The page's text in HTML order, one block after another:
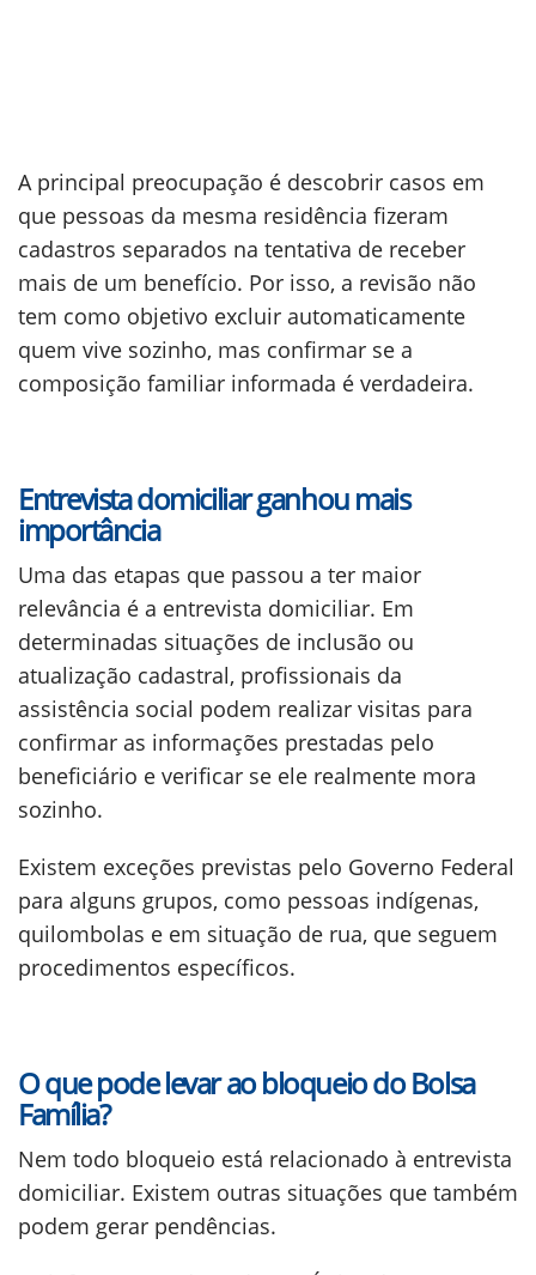
A principal preocupação é descobrir casos em
que pessoas da mesma residência fizeram
cadastros separados na tentativa de receber
mais de um benefício. Por isso, a revisão não
tem como objetivo excluir automaticamente
quem vive sozinho, mas confirmar se a
composição familiar informada é verdadeira.
Entrevista domiciliar ganhou mais
importância
Uma das etapas que passou a ter maior
relevância é a entrevista domiciliar. Em
determinadas situações de inclusão ou
atualização cadastral, profissionais da
assistência social podem realizar visitas para
confirmar as informações prestadas pelo
beneficiário e verificar se ele realmente mora
sozinho.
Existem exceções previstas pelo Governo Federal
para alguns grupos, como pessoas indígenas,
quilombolas e em situação de rua, que seguem
procedimentos específicos.
O que pode levar ao bloqueio do Bolsa
Família?
Nem todo bloqueio está relacionado à entrevista
domiciliar. Existem outras situações que também
podem gerar pendências.